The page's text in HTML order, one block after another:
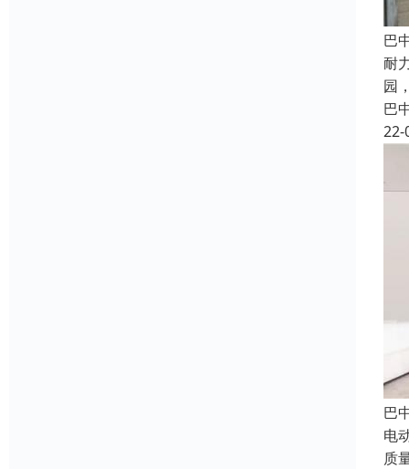
巴
耐
园
巴
22-
巴
电
质